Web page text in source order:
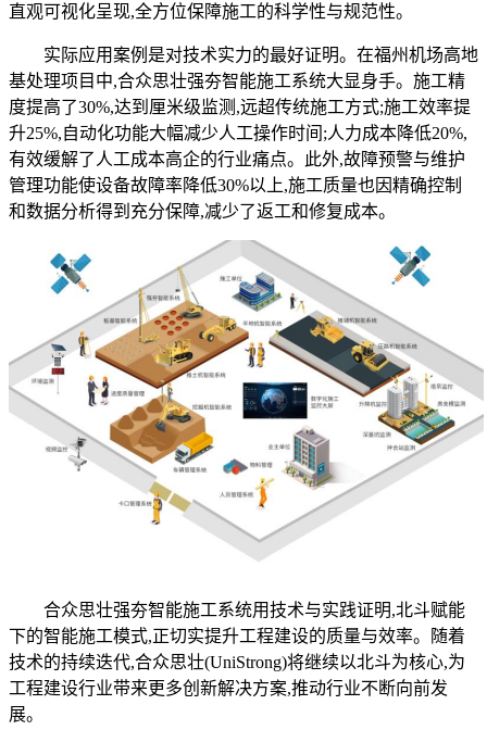
直观可视化呈现,全方位保障施工的科学性与规范性。
实际应用案例是对技术实力的最好证明。在福州机场高地
基处理项目中,合众思壮强夯智能施工系统大显身手。施工精
度提高了30%,达到厘米级监测,远超传统施工方式;施工效率提
升25%,自动化功能大幅减少人工操作时间;人力成本降低20%,
有效缓解了人工成本高企的行业痛点。此外,故障预警与维护
管理功能使设备故障率降低30%以上,施工质量也因精确控制
和数据分析得到充分保障,减少了返工和修复成本。
合众思壮强夯智能施工系统用技术与实践证明,北斗赋能
下的智能施工模式,正切实提升工程建设的质量与效率。随着
技术的持续迭代,合众思壮(UniStrong)将继续以北斗为核心,为
工程建设行业带来更多创新解决方案,推动行业不断向前发
展。